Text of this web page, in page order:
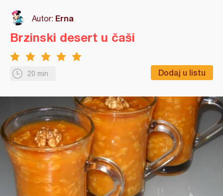
Autor: Erna
20 min Dodaj u listu
Brzinski desert u čaši